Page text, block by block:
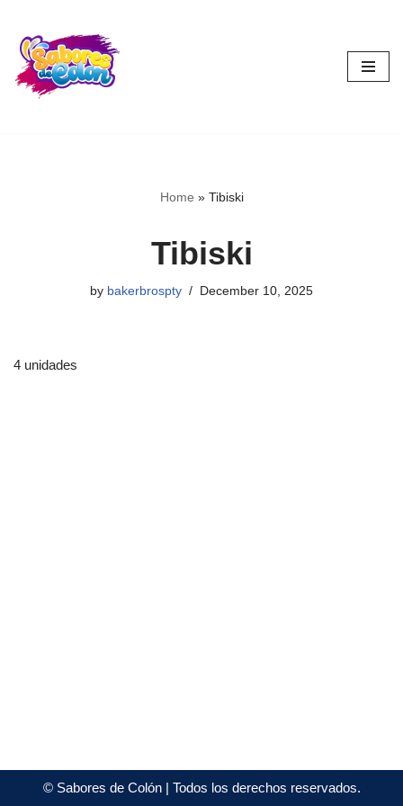
Skip
to
content
Home » Tibiski
Tibiski
by bakerbrospty December 10, 2025
4 unidades
©Sabores de Colón| Todos los derechos reservados.